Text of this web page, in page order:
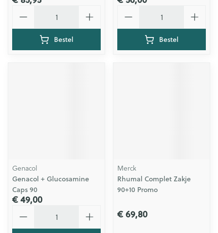
Bestel Bestel
Genacol
Genacol + Glucosamine
Caps 90
€ 49,00
Merck
Rhumal Complet Zakje
90+10 Promo
€ 69,80